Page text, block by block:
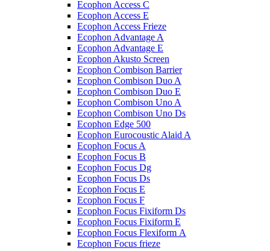
Ecophon Access C
Ecophon Access E
Ecophon Access Frieze
Ecophon Advantage A
Ecophon Advantage E
Ecophon Akusto Screen
Ecophon Combison Barrier
Ecophon Combison Duo A
Ecophon Combison Duo E
Ecophon Combison Uno A
Ecophon Combison Uno Ds
Ecophon Edge 500
Ecophon Eurocoustic Alaid A
Ecophon Focus A
Ecophon Focus B
Ecophon Focus Dg
Ecophon Focus Ds
Ecophon Focus E
Ecophon Focus F
Ecophon Focus Fixiform Ds
Ecophon Focus Fixiform E
Ecophon Focus Flexiform А
Ecophon Focus frieze